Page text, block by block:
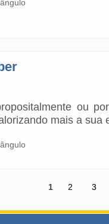
ou
mais a
1 2 3